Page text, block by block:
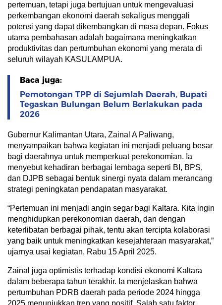
pertemuan, tetapi juga bertujuan untuk mengevaluasi
perkembangan ekonomi daerah sekaligus menggali
potensi yang dapat dikembangkan di masa depan. Fokus
utama pembahasan adalah bagaimana meningkatkan
produktivitas dan pertumbuhan ekonomi yang merata di
seluruh wilayah KASULAMPUA.
Baca juga:
Pemotongan TPP di Sejumlah Daerah, Bupati
Tegaskan Bulungan Belum Berlakukan pada
2026
Gubernur Kalimantan Utara, Zainal A Paliwang,
menyampaikan bahwa kegiatan ini menjadi peluang besar
bagi daerahnya untuk memperkuat perekonomian. Ia
menyebut kehadiran berbagai lembaga seperti BI, BPS,
dan DJPB sebagai bentuk sinergi nyata dalam merancang
strategi peningkatan pendapatan masyarakat.
“Pertemuan ini menjadi angin segar bagi Kaltara. Kita ingin
menghidupkan perekonomian daerah, dan dengan
keterlibatan berbagai pihak, tentu akan tercipta kolaborasi
yang baik untuk meningkatkan kesejahteraan masyarakat,”
ujarnya usai kegiatan, Rabu 15 April 2025.
Zainal juga optimistis terhadap kondisi ekonomi Kaltara
dalam beberapa tahun terakhir. Ia menjelaskan bahwa
pertumbuhan PDRB daerah pada periode 2024 hingga